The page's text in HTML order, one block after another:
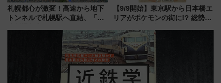
札幌都心が激変！高速から地下
トンネルで札幌駅へ直結、「創
から本格着工、延長4.8km整備
【9/9開始】東京駅から日本橋エ
リアがポケモンの街に!? 総勢
リサーチ」本格謎解き・グッズ
情報まとめ